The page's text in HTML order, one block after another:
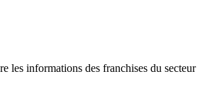
les informations des franchises du secteur